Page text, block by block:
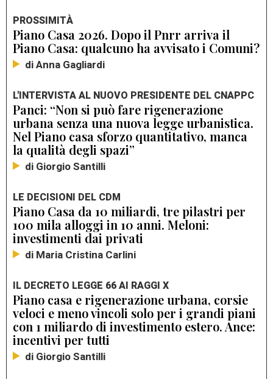
PROSSIMITÀ
Piano Casa 2026. Dopo il Pnrr arriva il
Piano Casa: qualcuno ha avvisato i Comuni?
di Anna Gagliardi
L'INTERVISTA AL NUOVO PRESIDENTE DEL CNAPPC
Panci: “Non si può fare rigenerazione
urbana senza una nuova legge urbanistica.
Nel Piano casa sforzo quantitativo, manca
la qualità degli spazi”
di Giorgio Santilli
LE DECISIONI DEL CDM
Piano Casa da 10 miliardi, tre pilastri per
100 mila alloggi in 10 anni. Meloni:
investimenti dai privati
di Maria Cristina Carlini
IL DECRETO LEGGE 66 AI RAGGI X
Piano casa e rigenerazione urbana, corsie
veloci e meno vincoli solo per i grandi piani
con 1 miliardo di investimento estero. Ance:
incentivi per tutti
di Giorgio Santilli